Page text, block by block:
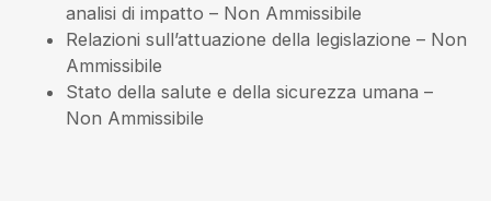
analisi di impatto – Non Ammissibile
Relazioni sull’attuazione della legislazione – Non
Ammissibile
Stato della salute e della sicurezza umana –
Non Ammissibile